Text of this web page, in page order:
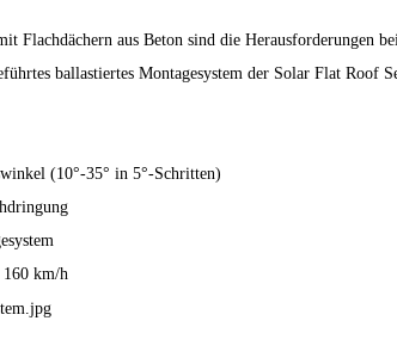
Flachdächern aus Beton sind die Herausforderungen
ballastiertes Montagesystem der Solar Flat Roof
(10°-35° in 5°-Schritten)
km/h